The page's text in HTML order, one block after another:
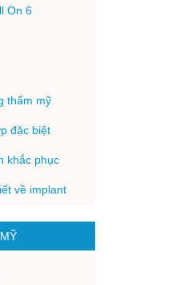
On 6
thẩm mỹ
đặc biệt
khắc phục
về implant